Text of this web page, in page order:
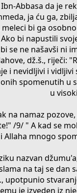
Abbasa da je
ja ću ga,
bi ga
bi napustili
se ne našavši ni
dž.š., riječi:
i nevidljivi i
spomenutih u
u
na namaz
/9/ " A kad se
Allaha mnogo
nazvan
na taj se dan
upotpunio
je izveden iz